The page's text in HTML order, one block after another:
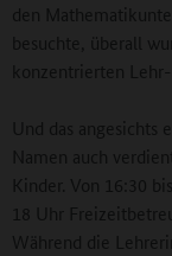
den
besuchte, überall
konzentrierten Lehr-
Und das angesichts
Namen auch
Kinder. Von 16:30
18 Uhr
Während die